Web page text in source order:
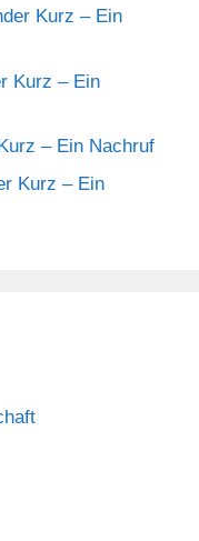
Kurz – Ein
Kurz – Ein
– Ein Nachruf
Kurz – Ein